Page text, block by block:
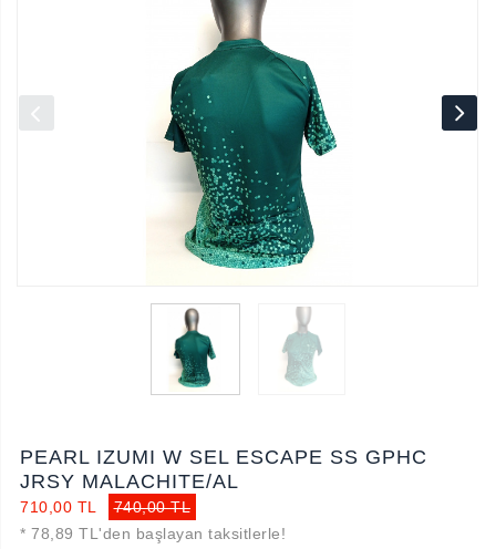
PEARL IZUMI W SEL ESCAPE SS GPHC
JRSY MALACHITE/AL
710,00 TL
740,00 TL
* 78,89 TL'den başlayan taksitlerle!